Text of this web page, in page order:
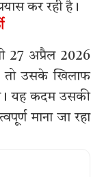
कर रही है।
27 अप्रैल 2026
तो उसके खिलाफ
यह कदम उसकी
माना जा रहा